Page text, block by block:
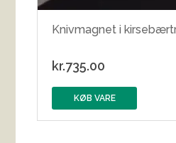
Knivmagnet i
kr.735.00
KØB VARE